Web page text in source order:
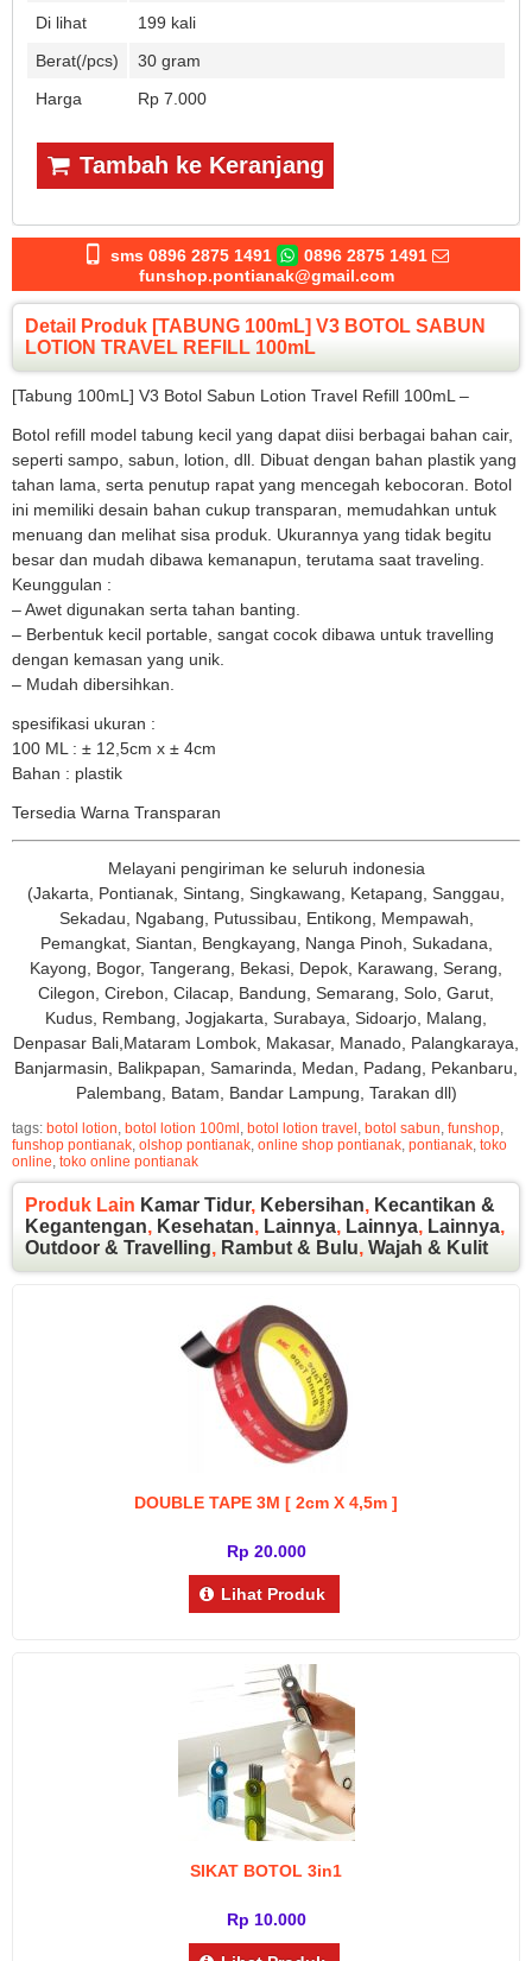
Di lihat
199 kali
Berat(/pcs)
30 gram
Harga
Rp 7.000
Tambah ke Keranjang
sms 0896 2875 1491
0896 2875 1491
funshop.pontianak@gmail.com
Detail Produk [TABUNG 100mL] V3 BOTOL SABUN
LOTION TRAVEL REFILL 100mL
[Tabung 100mL] V3 Botol Sabun Lotion Travel Refill 100mL –
Botol refill model tabung kecil yang dapat diisi berbagai bahan cair,
seperti sampo, sabun, lotion, dll. Dibuat dengan bahan plastik yang
tahan lama, serta penutup rapat yang mencegah kebocoran. Botol
ini memiliki desain bahan cukup transparan, memudahkan untuk
menuang dan melihat sisa produk. Ukurannya yang tidak begitu
besar dan mudah dibawa kemanapun, terutama saat traveling.
Keunggulan :
– Awet digunakan serta tahan banting.
– Berbentuk kecil portable, sangat cocok dibawa untuk travelling
dengan kemasan yang unik.
– Mudah dibersihkan.
spesifikasi ukuran :
100 ML : ± 12,5cm x ± 4cm
Bahan : plastik
Tersedia Warna Transparan
Melayani pengiriman ke seluruh indonesia
(Jakarta, Pontianak, Sintang, Singkawang, Ketapang, Sanggau,
Sekadau, Ngabang, Putussibau, Entikong, Mempawah,
Pemangkat, Siantan, Bengkayang, Nanga Pinoh, Sukadana,
Kayong, Bogor, Tangerang, Bekasi, Depok, Karawang, Serang,
Cilegon, Cirebon, Cilacap, Bandung, Semarang, Solo, Garut,
Kudus, Rembang, Jogjakarta, Surabaya, Sidoarjo, Malang,
Denpasar Bali,Mataram Lombok, Makasar, Manado, Palangkaraya,
Banjarmasin, Balikpapan, Samarinda, Medan, Padang, Pekanbaru,
Palembang, Batam, Bandar Lampung, Tarakan dll)
tags: botol lotion, botol lotion 100ml , botol lotion travel , botol sabun, funshop,
funshop pontianak, olshop pontianak, online shop pontianak, pontianak, toko
online, toko online pontianak
Produk Lain Kamar Tidur, Kebersihan, Kecantikan &
Kegantengan, Kesehatan, Lainnya, Lainnya, Lainnya,
Outdoor & Travelling, Rambut & Bulu, Wajah & Kulit
DOUBLE TAPE 3M [ 2cm X 4,5m ]
Rp 20.000
Lihat Produk
SIKAT BOTOL 3in1
Rp 10.000